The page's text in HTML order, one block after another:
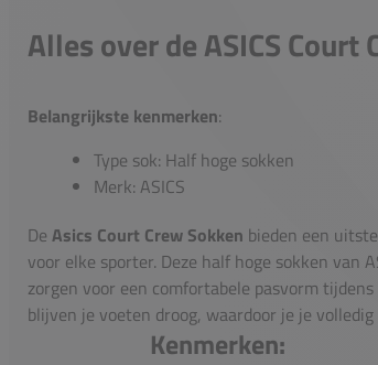
Alles over de ASICS Court
Belangrijkste kenmerken:
Type sok: Half hoge sokken
Merk: ASICS
De Asics Court Crew Sokken bieden een
voor elke sporter. Deze half hoge sokken van
zorgen voor een comfortabele pasvorm
blijven je voeten droog, waardoor je je
Kenmerken: